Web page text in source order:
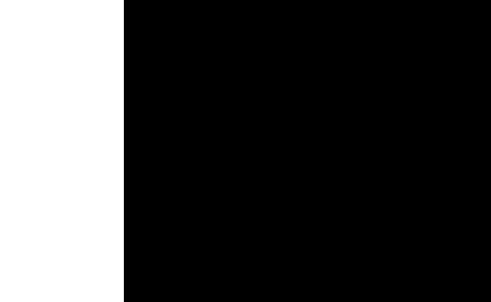
Внутренняя отделка